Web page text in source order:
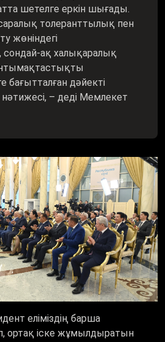
толеранттылық пен
жөніндегі
ақ халықаралық
дәйекті
– деді Мемлекет
еліміздің барша
ортақ іске жұмылдыратын
ту екенін атап өтті.